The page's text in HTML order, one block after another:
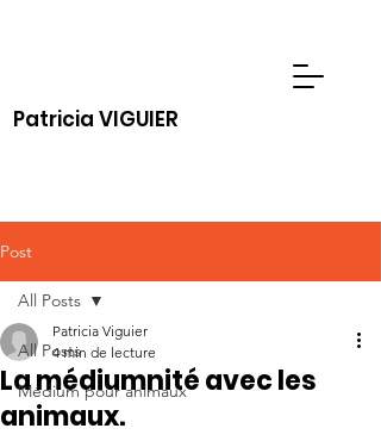
Patricia VIGUIER
Post
All Posts
Médium pour animaux
All Posts
La médiumnité avec les
animaux.
Patricia Viguier
4 min de lecture